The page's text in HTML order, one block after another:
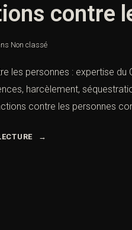
contre
Non classé
les personnes : expertise
harcèlement,
contre les personnes